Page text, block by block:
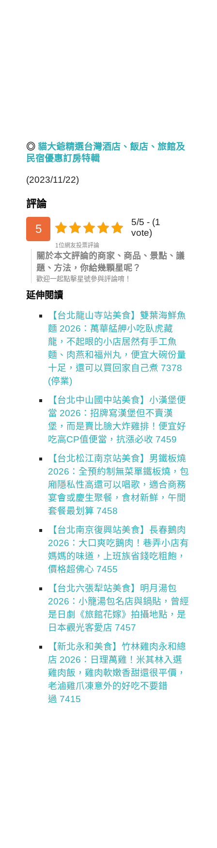
◎ 貓大爺精選台灣酒店 、飯店、旅館及
民宿優惠訂房特輯
(2023/11/22)
評論
5
5/5 - (1
vote)
1位網友投票評論
關於本文評論的商家、商品、景點、議
題、方法，你給幾顆星呢？
歡迎一起點擊星號參與評論唷！
延伸閱讀
【台北龍山寺站美食】雙葉海鮮魚
麵 2026：萬華艋舺小吃臥虎藏
龍，不起眼的小店居然有手工魚
麵、肉燕和福州丸，便宜大碗份量
十足，還可以買回家自己煮 7378
(停業)
【台北中山國中站美食】小漢堡便
當 2026：招牌寫漢堡但不賣漢
堡，而是賣比臉大炸雞排！便宜好
吃高CP值便當，抗漲必收 7459
【台北松江南京站美食】男鐵板燒
2026：全預約制無菜單鐵板燒，包
廂隱私性高還可以唱歌，適合商務
宴會或慶生聚餐，食材新鮮，午間
套餐最划算 7458
【台北南京復興站美食】長春鵝肉
2026：大口爽吃鵝肉！巷弄小店有
媽媽的味道，上班族省錢吃粗飽，
價格超佛心 7455
【台北六張犁站美食】明月湯包
2026：小籠湯包名店與鍋貼，曾經
是日劇《旅館花嫁》拍攝地點，是
日本觀光客愛店 7457
【新北永和美食】竹林雞肉永和總
店 2026：日理萬雞！米其林入選
雞肉飯，雞肉軟嫩香甜還很平價，
老滷雞爪凍意外的好吃不要錯
過 7415